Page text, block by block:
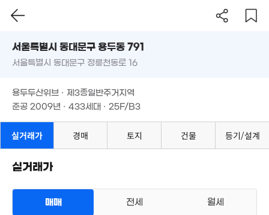
1.3억
54m²
필터 매물 탐색
서울시 동대문구 용두동 791
준공 2009년 · 433세대 · 25F/B3
서울특별시 동대문구 용두동 791
서울특별시 동대문구 정릉천동로 16
용두두산위브 · 제3종일반주거지역
준공 2009년 · 433세대 · 25F/B3
실거래가 경매 토지 건물 등기/설계
실거래가
매매 전세 월세